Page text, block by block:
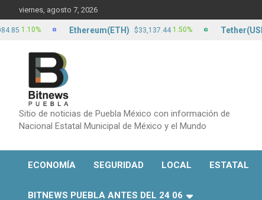
to
content
viernes, agosto 7, 2026
Sitio de noticias de Puebla México con información de
Nacional Estatal Municipal de México y el Mundo
ECONOMÍA SEGURIDAD LOCAL ESTATAL
BITNEWS PUEBLA ANTES DEL 24 06
1.10% Ethereum(ETH) $33,137.44 1.50% Tether(USDT)